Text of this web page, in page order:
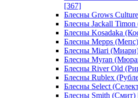
[367]
Блесны Grows
Блесны Jackall
Блесны Kosadaka
Блесны Mepps (Мепс)
Блесны Miari
Блесны Myran
Блесны River Old
Блесны Rublex
Блесны Select
Блесны Smith (Смит)